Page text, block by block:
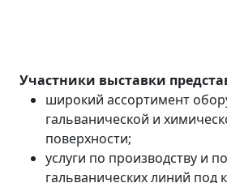
Участники выставки
широкий ассортимент
гальванической и
поверхности;
услуги по производству и
гальванических линий под